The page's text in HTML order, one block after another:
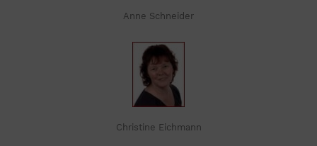
Anne Schneider
Christine Eichmann